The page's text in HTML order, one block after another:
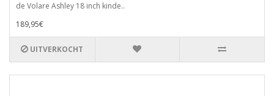
de Volare Ashley 18 inch kinde..
189,95€
UITVERKOCHT